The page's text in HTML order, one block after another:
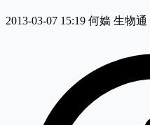
2013-03-07 15:19 何嫱 生物通